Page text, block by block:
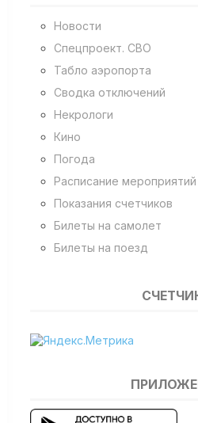
Новости
Спецпроект. СВО
Табло аэропорта
Сводка отключений
Некрологи
Кино
Погода
Расписание мероприятий
Показания счетчиков
Билеты на самолет
Билеты на поезд